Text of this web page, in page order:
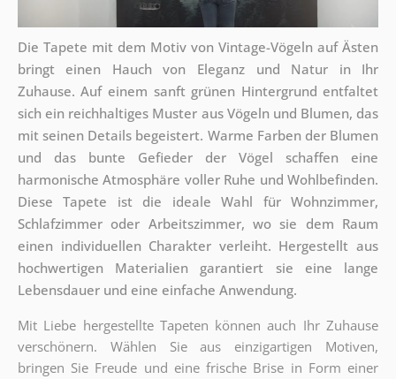
Die Tapete mit dem Motiv von Vintage-Vögeln auf Ästen
bringt einen Hauch von Eleganz und Natur in Ihr
Zuhause. Auf einem sanft grünen Hintergrund entfaltet
sich ein reichhaltiges Muster aus Vögeln und Blumen, das
mit seinen Details begeistert. Warme Farben der Blumen
und das bunte Gefieder der Vögel schaffen eine
harmonische Atmosphäre voller Ruhe und Wohlbefinden.
Diese Tapete ist die ideale Wahl für Wohnzimmer,
Schlafzimmer oder Arbeitszimmer, wo sie dem Raum
einen individuellen Charakter verleiht. Hergestellt aus
hochwertigen Materialien garantiert sie eine lange
Lebensdauer und eine einfache Anwendung.
Mit Liebe hergestellte Tapeten können auch Ihr Zuhause
verschönern. Wählen Sie aus einzigartigen Motiven,
bringen Sie Freude und eine frische Brise in Form einer